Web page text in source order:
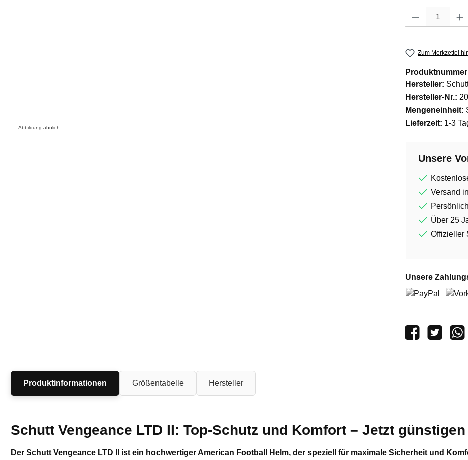
Abbildung ähnlich
Zum Merkzettel
Hersteller:
Hersteller-Nr.:
Mengeneinheit:
Lieferzeit: 1-3
Unsere
Versand
Über 25
Offizieller
Unsere
Produktinformationen Größentabelle Hersteller
Schutt Vengeance LTD II: Top-Schutz und Komfort – Jetzt
Der Schutt Vengeance LTD II ist ein hochwertiger American Football Helm, der speziell für maximale Sicherheit und